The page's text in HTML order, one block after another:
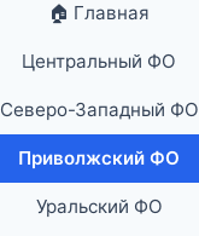
🏠 Главная
Центральный ФО
Северо-Западный ФО
Приволжский ФО
Уральский ФО